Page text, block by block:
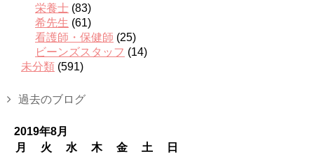
栄養士 (83)
希先生 (61)
看護師・保健師 (25)
ビーンズスタッフ (14)
未分類 (591)
過去のブログ
2019年8月
月
火 水 木 金 土
日